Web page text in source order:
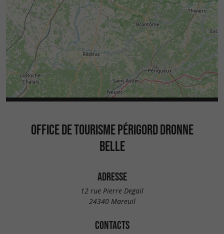
OFFICE DE TOURISME PÉRIGORD DRONNE
BELLE
ADRESSE
12 rue Pierre Degail
24340 Mareuil
CONTACTS